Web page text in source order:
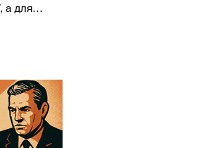
а для